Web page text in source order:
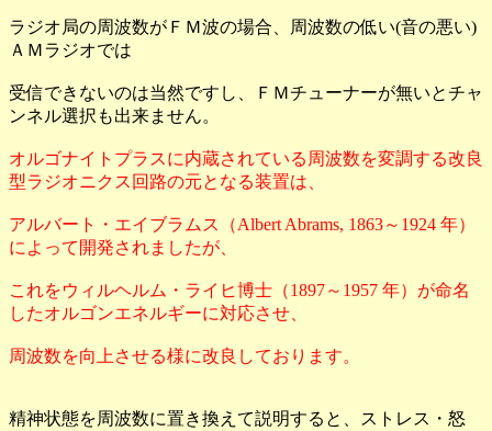
ラジオ局の周波数がＦＭ波の場合、周波数の低い(音の悪い)
ＡＭラジオでは
受信できないのは当然ですし、ＦＭチューナーが無いとチャ
ンネル選択も出来ません。
オルゴナイトプラスに内蔵されている周波数を変調する改良
型ラジオニクス回路の元となる装置は、
アルバート・エイブラムス（Albert Abrams, 1863～1924 年）
によって開発されましたが、
これをウィルヘルム・ライヒ博士（1897～1957 年）が命名
したオルゴンエネルギーに対応させ、
周波数を向上させる様に改良しております。
精神状態を周波数に置き換えて説明すると、ストレス・怒